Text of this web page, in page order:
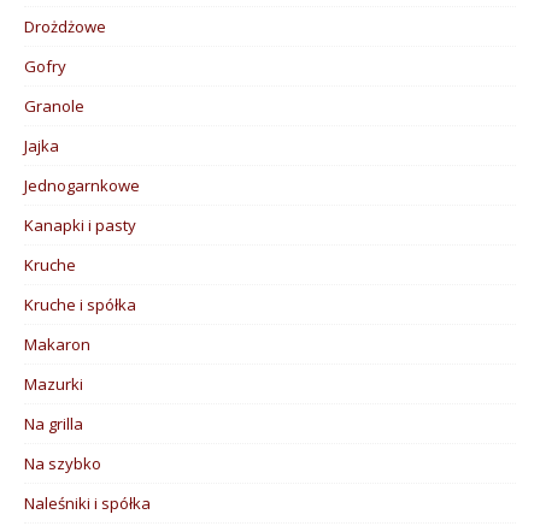
Drożdżowe
Gofry
Granole
Jajka
Jednogarnkowe
Kanapki i pasty
Kruche
Kruche i spółka
Makaron
Mazurki
Na grilla
Na szybko
Naleśniki i spółka